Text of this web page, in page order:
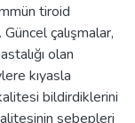
tiroid
çalışmalar,
olan
kıyasla
bildirdiklerini
sebepleri